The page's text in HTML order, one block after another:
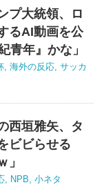
プ大統領、ロ
るAI動画を公
青年』かな」
, 海外の反応, サッカ
西垣雅矢、タ
ビビらせる
」
, NPB, 小ネタ